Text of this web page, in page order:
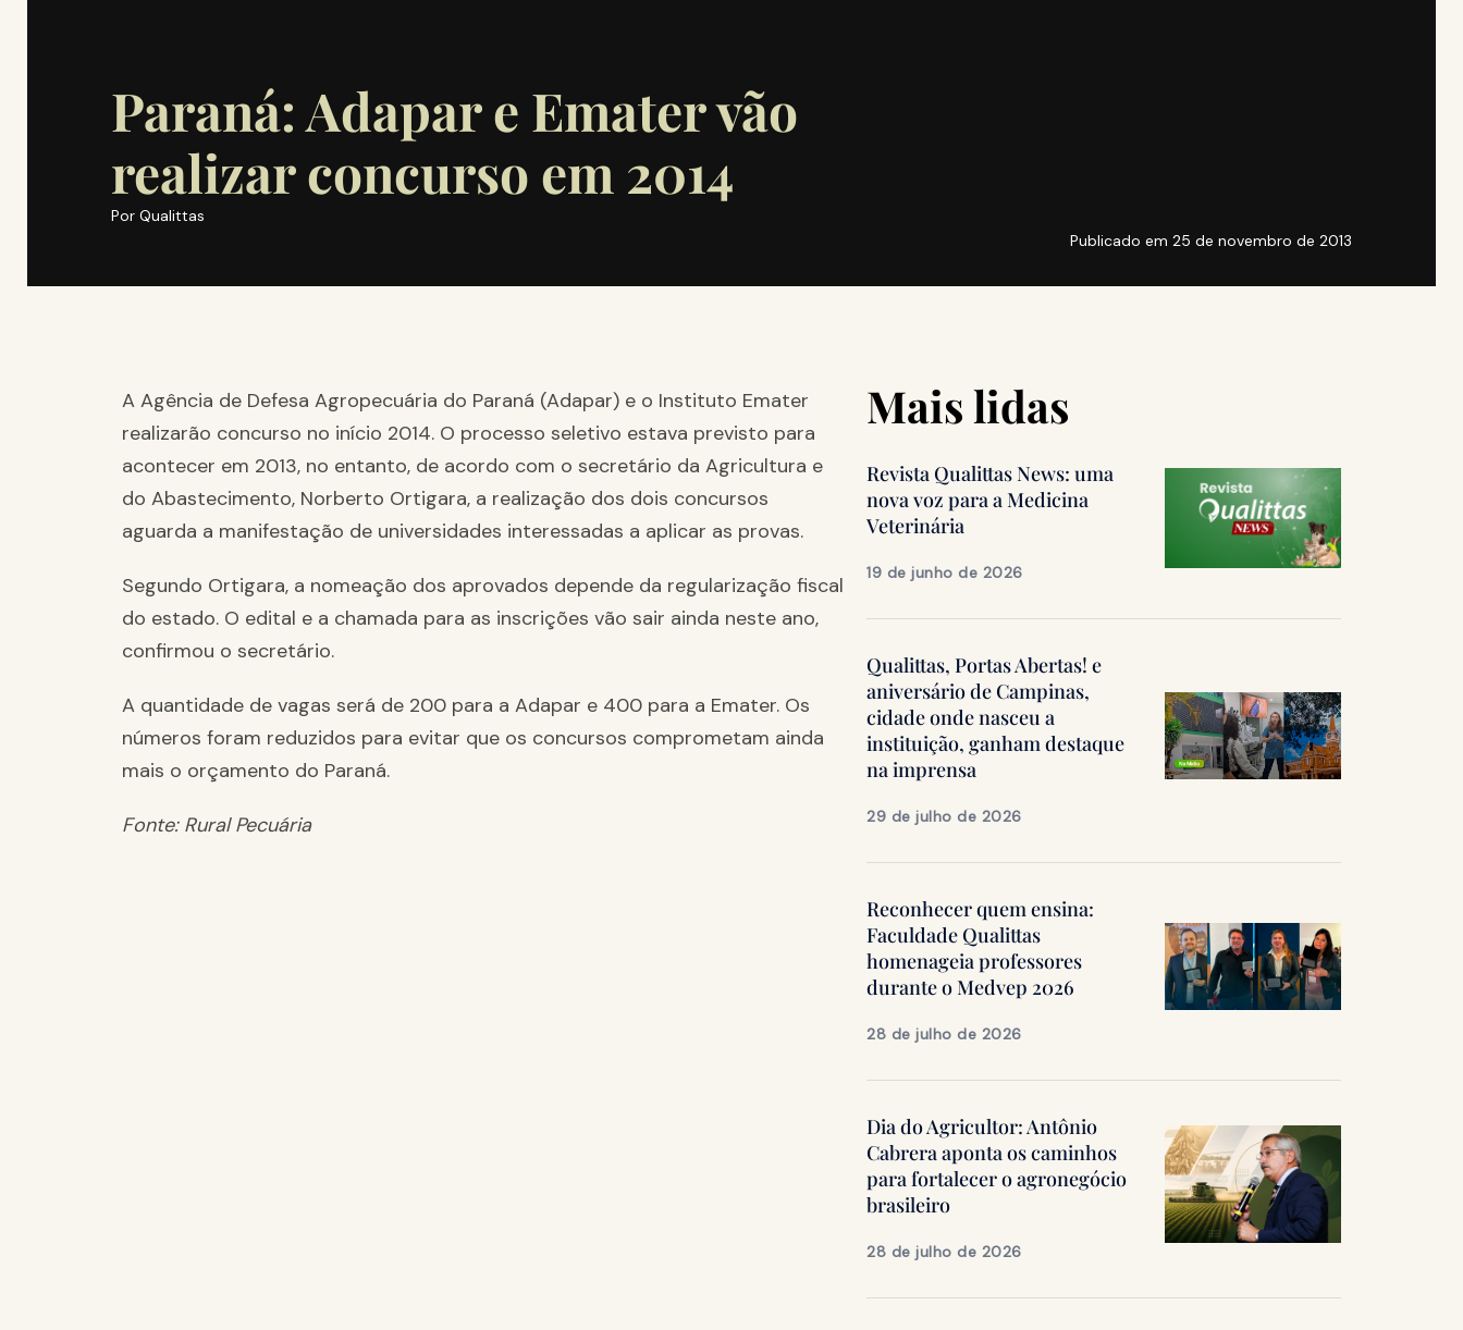
Paraná: Adapar e Emater vão
realizar concurso em 2014
Por Qualittas
Publicado em 25 de novembro de 2013
A Agência de Defesa Agro­­pe­­cuária do Paraná (Adapar) e o Instituto Emater
realizarão concurso no início 2014. O processo seletivo estava previsto para
acontecer em 2013, no entanto, de acordo com o secretário da Agricultura e
do Abastecimento, Norberto Ortigara, a realização dos dois concursos
aguarda a manifestação de universidades interessadas a aplicar as provas.
Segundo Ortigara, a nomeação dos aprovados depende da regularização fiscal
do estado. O edital e a chamada para as inscrições vão sair ainda neste ano,
confirmou o secretário.
A quantidade de vagas será de 200 para a Adapar e 400 para a Emater. Os
números foram reduzidos para evitar que os concursos comprometam ainda
mais o orçamento do Paraná.
Fonte: Rural Pecuária
Mais lidas
Revista Qualittas News: uma
nova voz para a Medicina
Veterinária
19 de junho de 2026
Qualittas, Portas Abertas! e
aniversário de Campinas,
cidade onde nasceu a
instituição, ganham destaque
na imprensa
29 de julho de 2026
Reconhecer quem ensina:
Faculdade Qualittas
homenageia professores
durante o Medvep 2026
28 de julho de 2026
Dia do Agricultor: Antônio
Cabrera aponta os caminhos
para fortalecer o agronegócio
brasileiro
28 de julho de 2026